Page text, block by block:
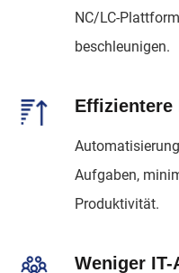
NC/LC-
beschleunigen.
Effizientere
Aufgaben,
Produktivität.
Weniger